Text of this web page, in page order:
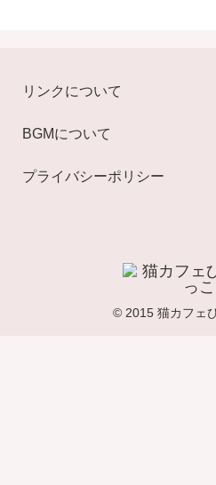
リンクについて
BGMについて
プライバシーポリシー
© 2015 猫カフェ